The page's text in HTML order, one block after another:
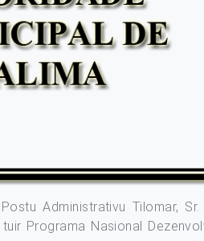
Administrativu Tilomar,
Programa Nasional